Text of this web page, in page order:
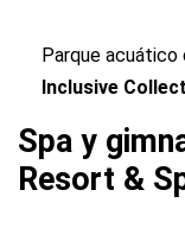
Parque acuático
Inclusive
Spa y
Resort &